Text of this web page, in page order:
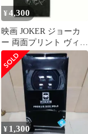
¥4,300
映画 JOKER ジョーカ
ー 両面プリント ヴィン
テージ加工 Tシャツ L
¥ 1,300